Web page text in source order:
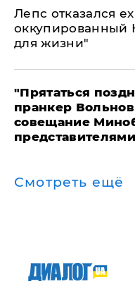
Лепс отказался
оккупированный
для жизни"
"Прятаться
пранкер
совещание
Смотреть ещё